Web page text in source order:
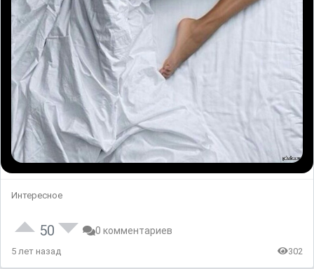
Интересное
50 0 комментариев
5 лет назад 302